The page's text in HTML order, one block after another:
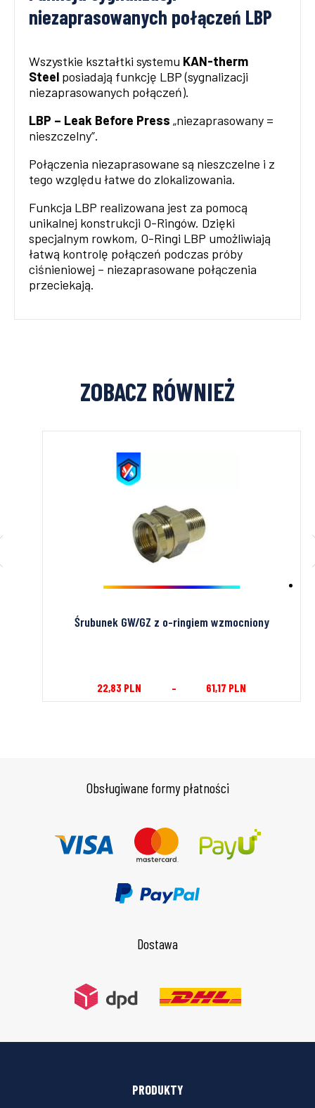
niezaprasowanych połączeń LBP
Wszystkie kształtki systemu KAN-therm
Steel posiadają funkcję LBP (sygnalizacji
niezaprasowanych połączeń).
LBP – Leak Before Press „niezaprasowany =
nieszczelny”.
Połączenia niezaprasowane są nieszczelne i z
tego względu łatwe do zlokalizowania.
Funkcja LBP realizowana jest za pomocą
unikalnej konstrukcji O-Ringów. Dzięki
specjalnym rowkom, O-Ringi LBP umożliwiają
łatwą kontrolę połączeń podczas próby
ciśnieniowej – niezaprasowane połączenia
przeciekają.
ZOBACZ RÓWNIEŻ
Zaślepka
3,11PLN 41,60 PLN
Obsługiwane formy płatności
Dostawa
PRODUKTY